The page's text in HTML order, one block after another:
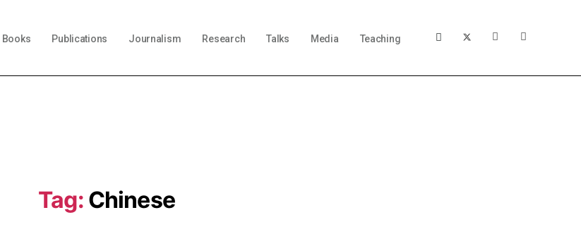
Books Publications Journalism Research Talks Media Teaching
Tag: Chinese